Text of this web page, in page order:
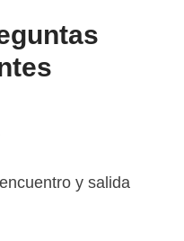
y salida